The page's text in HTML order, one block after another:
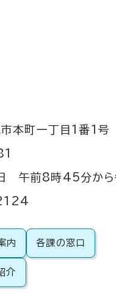
本町一丁目1番1号
午前8時45分から
内 各課の窓口
介